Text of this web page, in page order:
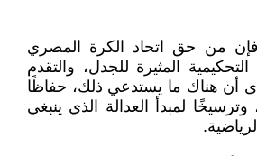
من حق اتحاد الكرة المصري
المثيرة للجدل، والتقدم
أن هناك ما يستدعي ذلك، حفاظًا
لمبدأ العدالة الذي ينبغي